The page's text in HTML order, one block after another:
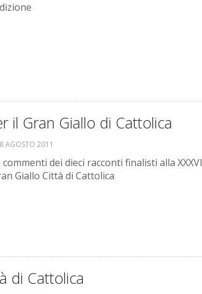
il Gran Giallo di Cattolica
AGOSTO 2011
dei dieci racconti finalisti alla
Giallo Città di Cattolica
di Cattolica